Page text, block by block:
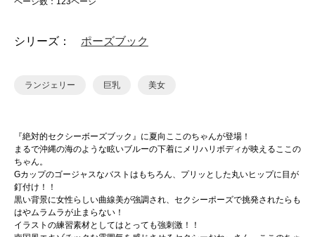
シリーズ： ポーズブック
ランジェリー 巨乳 美女
『絶対的セクシーボーズブック』に夏向ここのちゃんが登場！
まるで沖縄の海のような眩いブルーの下着にメリハリボディが映えるここの
ちゃん。
Gカップのゴージャスなバストはもちろん、プリッとした丸いヒップに目が
釘付け！！
黒い背景に女性らしい曲線美が強調され、セクシーポーズで挑発されたらも
はやムラムラが止まらない！
イラストの練習素材としてはとっても強刺激！！